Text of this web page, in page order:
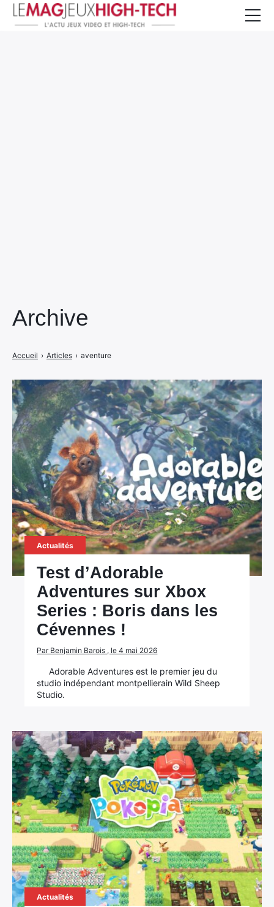
Archive
Accueil › Articles › aventure
Actualités
Test d’Adorable
Adventures sur Xbox
Series : Boris dans les
Cévennes !
Par Benjamin Barois , le 4 mai 2026
Adorable Adventures est le premier jeu du
studio indépendant montpellierain Wild Sheep
Studio.
Actualités